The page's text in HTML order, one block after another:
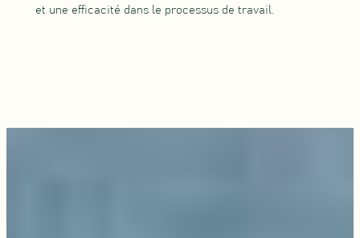
et une efficacité dans le processus de travail.